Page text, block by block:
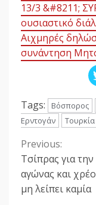
13/3 &#8211;
ουσιαστικό
Αιχμηρές
συνάντηση
Tags: Βόσπορος
Ερντογάν
Τουρκία
Continue
Reading
Previous:
Τσίπρας για
αγώνας και
μη λείπει καμία